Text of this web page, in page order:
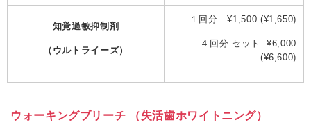
知覚過敏抑制剤
（ウルトライーズ）
１回分 ¥1,500 (¥1,650)
４回分 セット ¥6,000
(¥6,600)
ウォーキングブリーチ （失活歯ホワイトニング）